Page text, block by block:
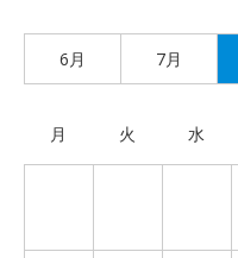
6月 7月
月 火 水